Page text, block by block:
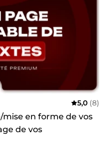
5,0 (8)
mise en forme de vos
de vos